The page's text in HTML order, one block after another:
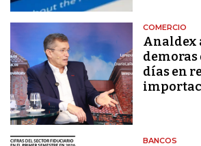
COMERCIO
Analdex
demoras
días en
BANCOS